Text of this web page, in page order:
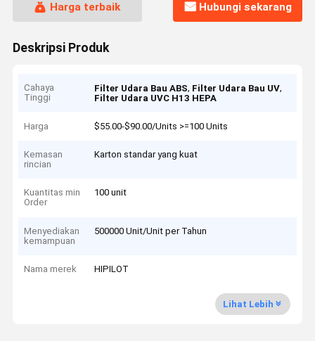
Harga terbaik Hubungi sekarang
Deskripsi Produk
Cahaya
Tinggi
Filter Udara Bau ABS, Filter Udara Bau UV,
Filter Udara UVC H13 HEPA
Harga $55.00-$90.00/Units >=100 Units
Kemasan
rincian
Karton standar yang kuat
Kuantitas min
Order
100 unit
Menyediakan
kemampuan
500000 Unit/Unit per Tahun
Nama merek HIPILOT
Lihat Lebih